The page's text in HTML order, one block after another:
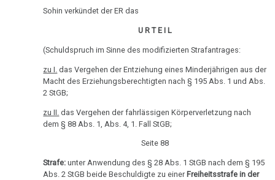
Sohin verkündet der ER das
U R T E I L
(Schuldspruch im Sinne des modifizierten Strafantrages:
zu I. das Vergehen der Entziehung eines Minderjährigen aus der
Macht des Erziehungsberechtigten nach § 195 Abs. 1 und Abs.
2 StGB;
zu II. das Vergehen der fahrlässigen Körperverletzung nach
dem § 88 Abs. 1, Abs. 4, 1. Fall StGB;
Seite 88
Strafe: unter Anwendung des § 28 Abs. 1 StGB nach dem § 195
Abs. 2 StGB beide Beschuldigte zu einer Freiheitsstrafe in der